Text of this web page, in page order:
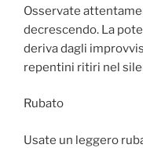
Osservate
decrescendo. La
deriva dagli
repentini ritiri nel
Rubato
Usate un leggero